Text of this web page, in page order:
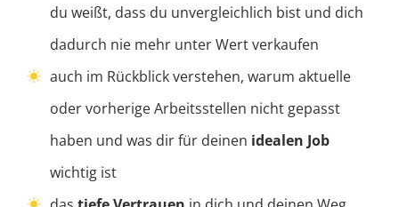
du weißt, dass du unvergleichlich bist und dich
dadurch nie mehr unter Wert verkaufen
auch im Rückblick verstehen, warum aktuelle
oder vorherige Arbeitsstellen nicht gepasst
haben und was dir für deinen idealen Job
wichtig ist